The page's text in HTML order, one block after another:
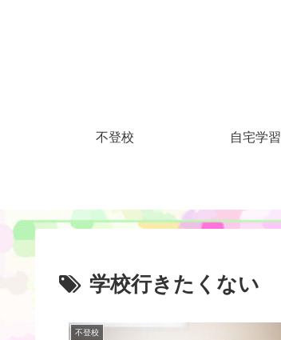
不登校 自宅学習
学校行きたくない
不登校